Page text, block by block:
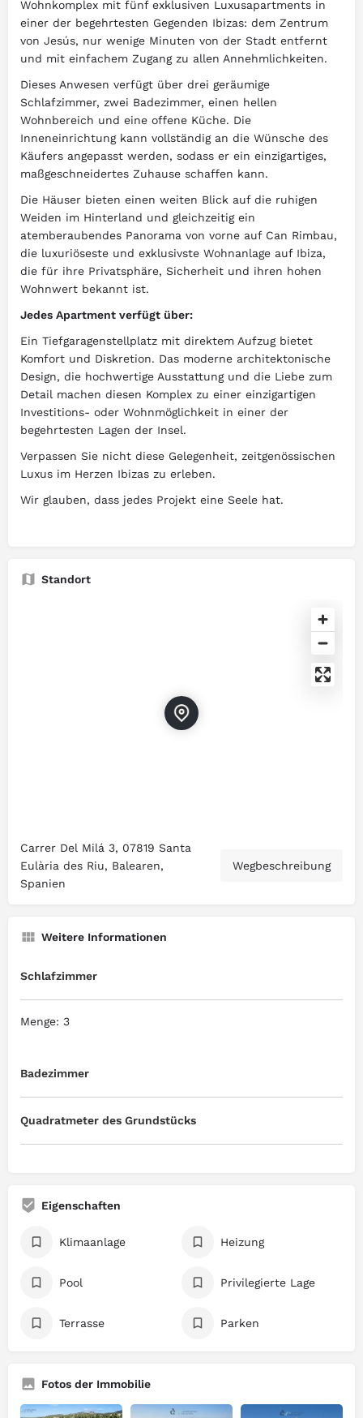
Wohnkomplex mit fünf exklusiven Luxusapartments in
einer der begehrtesten Gegenden Ibizas: dem Zentrum
von Jesús, nur wenige Minuten von der Stadt entfernt
und mit einfachem Zugang zu allen Annehmlichkeiten.
Dieses Anwesen verfügt über drei geräumige
Schlafzimmer, zwei Badezimmer, einen hellen
Wohnbereich und eine offene Küche. Die
Inneneinrichtung kann vollständig an die Wünsche des
Käufers angepasst werden, sodass er ein einzigartiges,
maßgeschneidertes Zuhause schaffen kann.
Die Häuser bieten einen weiten Blick auf die ruhigen
Weiden im Hinterland und gleichzeitig ein
atemberaubendes Panorama von vorne auf Can Rimbau,
die luxuriöseste und exklusivste Wohnanlage auf Ibiza,
die für ihre Privatsphäre, Sicherheit und ihren hohen
Wohnwert bekannt ist.
Jedes Apartment verfügt über:
Ein Tiefgaragenstellplatz mit direktem Aufzug bietet
Komfort und Diskretion. Das moderne architektonische
Design, die hochwertige Ausstattung und die Liebe zum
Detail machen diesen Komplex zu einer einzigartigen
Investitions- oder Wohnmöglichkeit in einer der
begehrtesten Lagen der Insel.
Verpassen Sie nicht diese Gelegenheit, zeitgenössischen
Luxus im Herzen Ibizas zu erleben.
Wir glauben, dass jedes Projekt eine Seele hat.
Standort
Carrer Del Milá 3, 07819 Santa
Eulària des Riu, Balearen,
Spanien
Wegbeschreibung
Weitere Informationen
Schlafzimmer
Menge: 3
Badezimmer
Quadratmeter des Grundstücks
Eigenschaften
Klimaanlage Heizung
Pool Privilegierte Lage
Terrasse Parken
Fotos der Immobilie